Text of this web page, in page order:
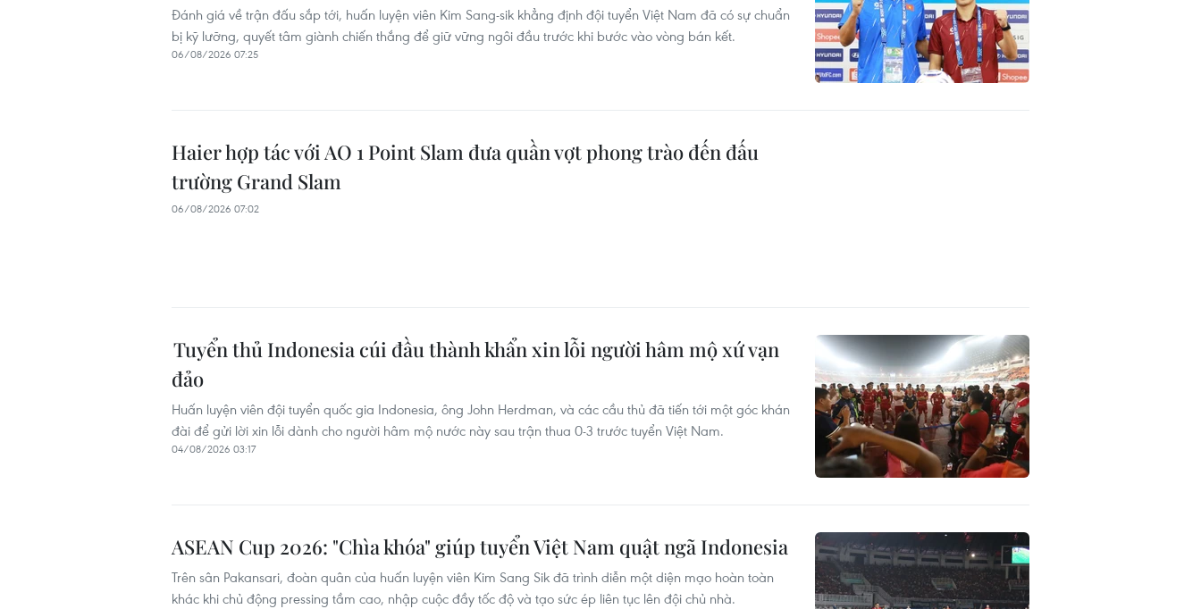
Đánh giá về trận đấu sắp tới, huấn luyện viên Kim Sang-sik khẳng định đội tuyển Việt Nam đã có sự chuẩn
bị kỹ lưỡng, quyết tâm giành chiến thắng để giữ vững ngôi đầu trước khi bước vào vòng bán kết.
06/08/2026 07:25
Haier hợp tác với AO 1 Point Slam đưa quần vợt phong trào đến đấu
trường Grand Slam
06/08/2026 07:02
Tuyển thủ Indonesia cúi đầu thành khẩn xin lỗi người hâm mộ xứ vạn
đảo
Huấn luyện viên đội tuyển quốc gia Indonesia, ông John Herdman, và các cầu thủ đã tiến tới một góc khán
đài để gửi lời xin lỗi dành cho người hâm mộ nước này sau trận thua 0-3 trước tuyển Việt Nam.
04/08/2026 03:17
ASEAN Cup 2026: "Chìa khóa" giúp tuyển Việt Nam quật ngã Indonesia
Trên sân Pakansari, đoàn quân của huấn luyện viên Kim Sang Sik đã trình diễn một diện mạo hoàn toàn
khác khi chủ động pressing tầm cao, nhập cuộc đầy tốc độ và tạo sức ép liên tục lên đội chủ nhà.